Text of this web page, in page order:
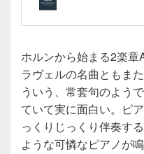
ホルンから始まる2楽
ラヴェルの名曲ともま
ういう、常套句のよう
ていて実に面白い。ピ
っくりじっくり伴奏す
ような可憐なピアノが